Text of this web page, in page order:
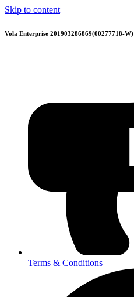
Skip to content
Vola Enterprise 201903286869(00277718-W)
Terms & Conditions